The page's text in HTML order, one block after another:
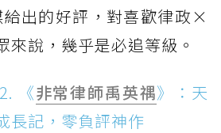
出的好評，對喜歡律政×
來說，幾乎是必追等級。
《非常律師禹英禑》：天
長記，零負評神作